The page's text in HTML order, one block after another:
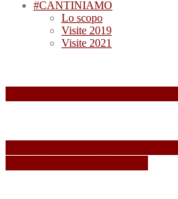
#CANTINIAMO
Lo scopo
Visite 2019
Visite 2021